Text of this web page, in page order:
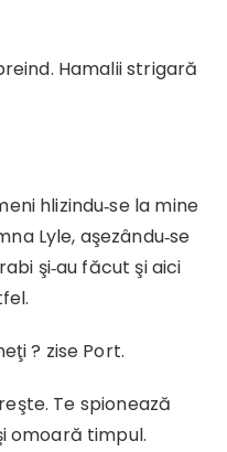
Hamalii strigară
hlizindu‑se la mine
Lyle, aşezându‑se
şi‑au făcut şi aici
? zise Port.
Te spionează
omoară timpul.